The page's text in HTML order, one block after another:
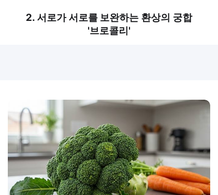
2. 서로가 서로를 보완하는 환상의 궁합
'브로콜리'